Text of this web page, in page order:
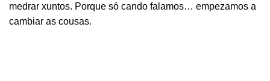
medrar xuntos. Porque só cando falamos… empezamos a
cambiar as cousas.